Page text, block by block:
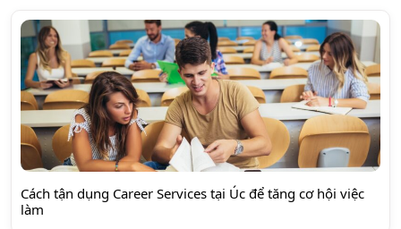
Cách tận dụng Career Services tại Úc để tăng cơ hội việc
làm